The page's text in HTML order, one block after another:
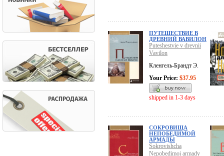
ПУТЕШЕСТВИЕ В
ДРЕВНИЙ ВАВИЛОН
Puteshestvie v drevnii
Vavilon
Кленгель-Брандт Э.
Your Price: $37.95
shipped in 1-3 days
СОКРОВИЩА
НЕПОБЕДИМОЙ
АРМАДЫ
Sokrovishcha
Nepobedimoi armady